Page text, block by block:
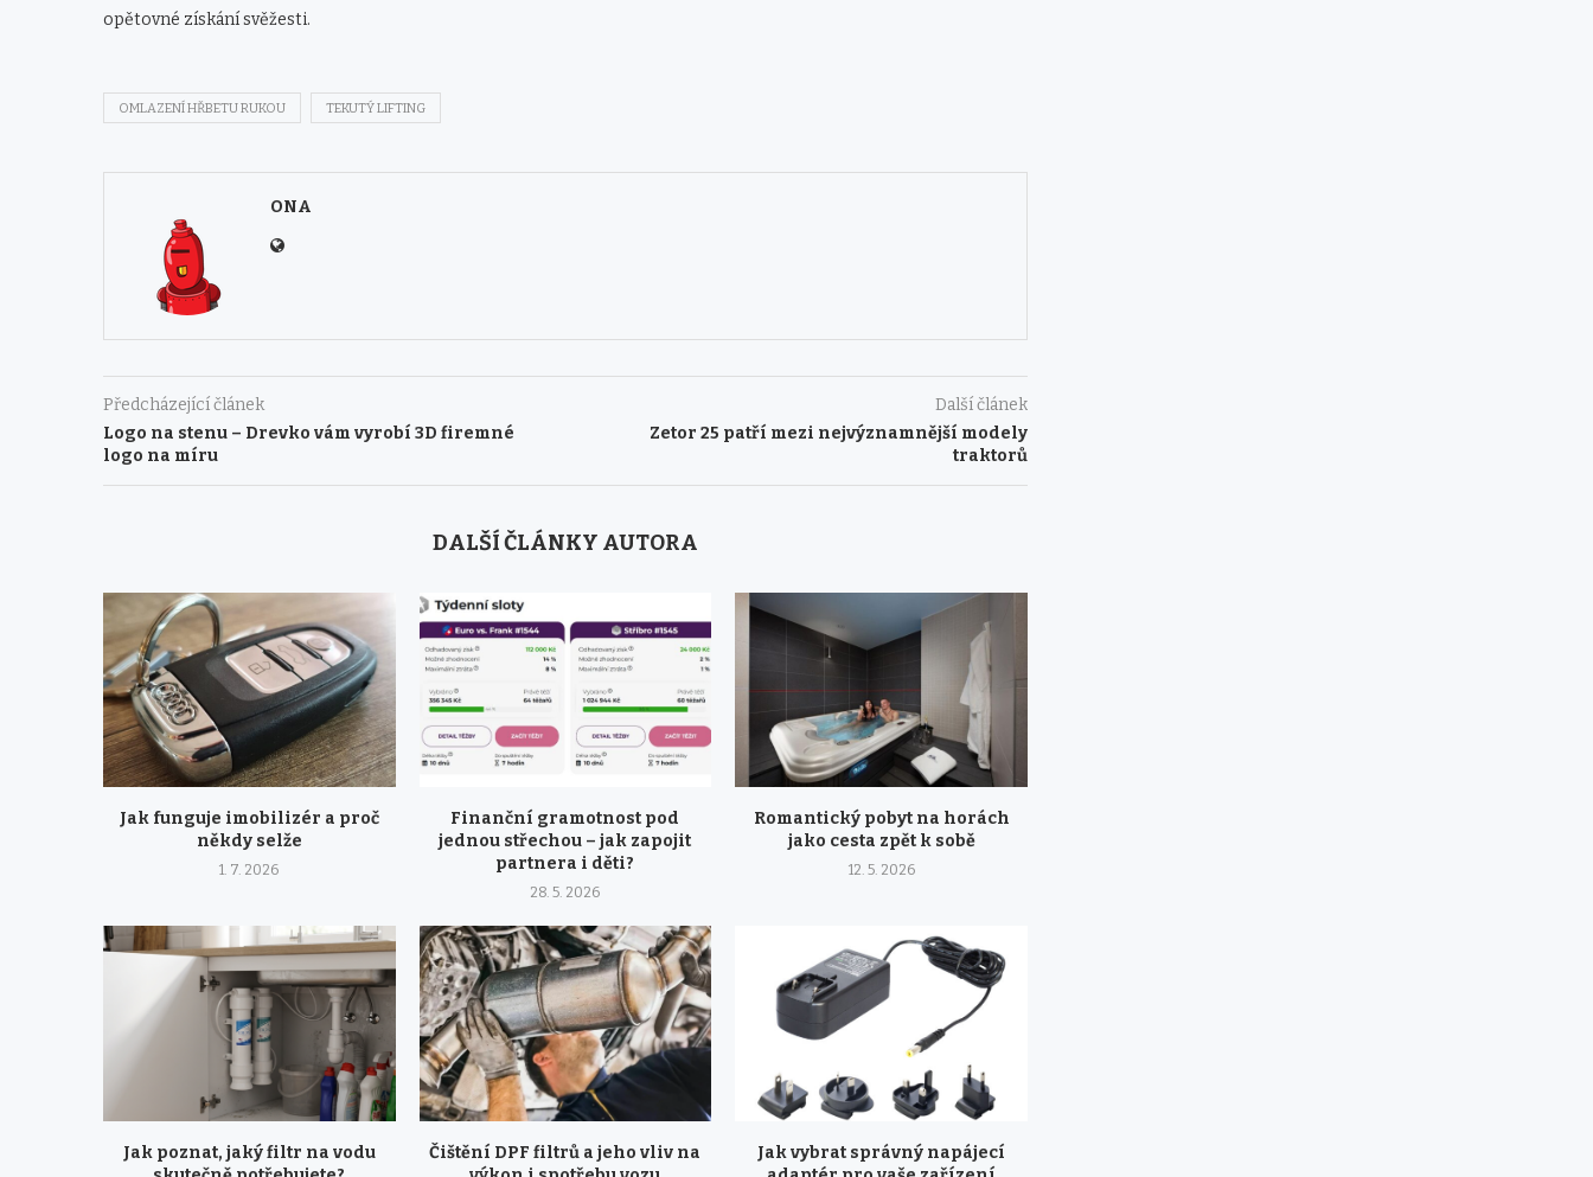
opětovné získání svěžesti.
OMLAZENÍ HŘBETU RUKOU TEKUTÝ LIFTING
ONA
Předcházející článek
Logo na stenu – Drevko vám vyrobí 3D firemné
logo na míru
Další článek
Zetor 25 patří mezi nejvýznamnější modely
traktorů
DALŠÍ ČLÁNKY AUTORA
Jak funguje imobilizér a proč
někdy selže
1. 7. 2026
Finanční gramotnost pod
jednou střechou – jak zapojit
partnera i děti?
28. 5. 2026
Romantický pobyt na horách
jako cesta zpět k sobě
12. 5. 2026
Jak poznat, jaký filtr na vodu
Čištění DPF filtrů a jeho vliv na
Jak vybrat správný napájecí